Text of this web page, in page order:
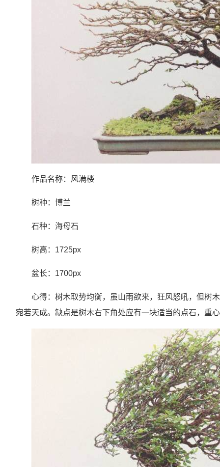
作品名称：风满楼
树种：博兰
石种：海母石
树高：1725px
盆长：1700px
心得：树木取势均衡，虽山雨欲来，狂风怒吼，但树
宛若天成。缺点是树木右下角处应有一块适当的点石，重